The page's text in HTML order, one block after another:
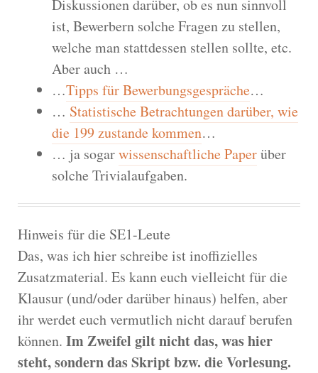
Diskussionen darüber, ob es nun sinnvoll
ist, Bewerbern solche Fragen zu stellen,
welche man stattdessen stellen sollte, etc.
Aber auch …
…Tipps für Bewerbungsgespräche…
… Statistische Betrachtungen darüber, wie
die 199 zustande kommen…
… ja sogarwissenschaftliche Paperüber
solche Trivialaufgaben.
Hinweis für die SE1-Leute
Das, was ich hier schreibe ist inoffizielles
Zusatzmaterial. Es kann euch vielleicht für die
Klausur (und/oder darüber hinaus) helfen, aber
ihr werdet euch vermutlich nicht darauf berufen
können. Im Zweifel gilt nicht das, was hier
steht, sondern das Skript bzw. die Vorlesung.